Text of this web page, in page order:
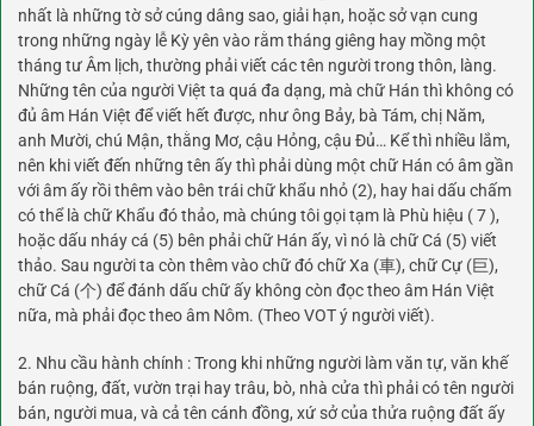
nhất là những tờ sở cúng dâng sao, giải hạn, hoặc sở vạn cung
trong những ngày lễ Kỳ yên vào rằm tháng giêng hay mồng một
tháng tư Âm lịch, thường phải viết các tên người trong thôn, làng.
Những tên của người Việt ta quá đa dạng, mà chữ Hán thì không có
đủ âm Hán Việt để viết hết được, như ông Bảy, bà Tám, chị Năm,
anh Mười, chú Mận, thằng Mơ, cậu Hỏng, cậu Đủ… Kể thì nhiều lắm,
nên khi viết đến những tên ấy thì phải dùng một chữ Hán có âm gần
với âm ấy rồi thêm vào bên trái chữ khẩu nhỏ (2), hay hai dấu chấm
có thể là chữ Khẩu đó thảo, mà chúng tôi gọi tạm là Phù hiệu ( 7 ),
hoặc dấu nháy cá (5) bên phải chữ Hán ấy, vì nó là chữ Cá (5) viết
thảo. Sau người ta còn thêm vào chữ đó chữ Xa (車), chữ Cự (巨),
chữ Cá (个) để đánh dấu chữ ấy không còn đọc theo âm Hán Việt
nữa, mà phải đọc theo âm Nôm. (Theo VOT ý người viết).
2. Nhu cầu hành chính : Trong khi những người làm văn tự, văn khế
bán ruộng, đất, vườn trại hay trâu, bò, nhà cửa thì phải có tên người
bán, người mua, và cả tên cánh đồng, xứ sở của thửa ruộng đất ấy